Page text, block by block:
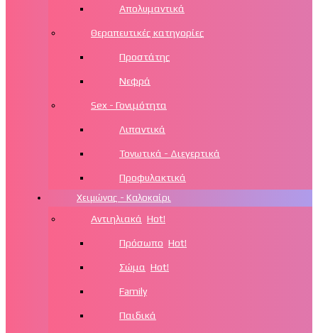
Απολυμαντικά
Θεραπευτικές κατηγορίες
Προστάτης
Νεφρά
Sex - Γονιμότητα
Λιπαντικά
Τονωτικά - Διεγερτικά
Προφυλακτικά
Χειμώνας - Καλοκαίρι
Αντιηλιακά Hot!
Πρόσωπο Hot!
Σώμα Hot!
Family
Παιδικά